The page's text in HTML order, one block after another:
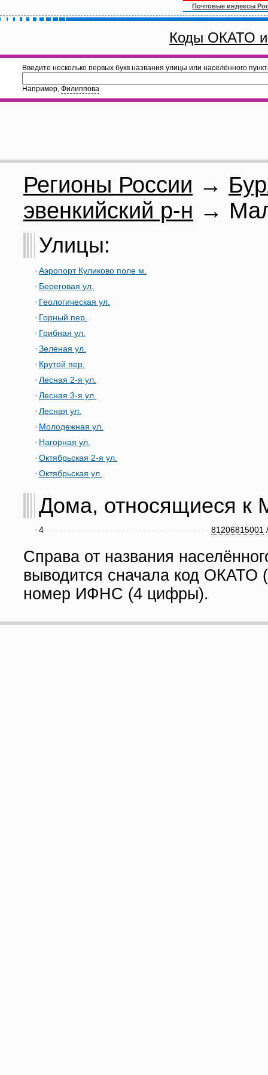
Почтовые индексы
Коды ОКАТО
Введите несколько первых букв названия улицы или населённого
Например, Филиппова.
Регионы России →
эвенкийский р-н →
Улицы:
Аэропорт Куликово поле м.
Береговая ул.
Геологическая ул.
Горный пер.
Грибная ул.
Зеленая ул.
Крутой пер.
Лесная 2-я ул.
Лесная 3-я ул.
Лесная ул.
Молодежная ул.
Нагорная ул.
Октябрьская 2-я ул.
Октябрьская ул.
Дома, относящиеся к
81206815001
4
Справа от названия
выводится сначала код ОКАТО
номер ИФНС (4 цифры).